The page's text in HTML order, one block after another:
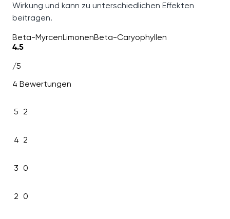
Wirkung und kann zu unterschiedlichen Effekten
beitragen.
Beta-MyrcenLimonenBeta-Caryophyllen
4.5
/5
4 Bewertungen
5 2
4 2
3 0
2 0